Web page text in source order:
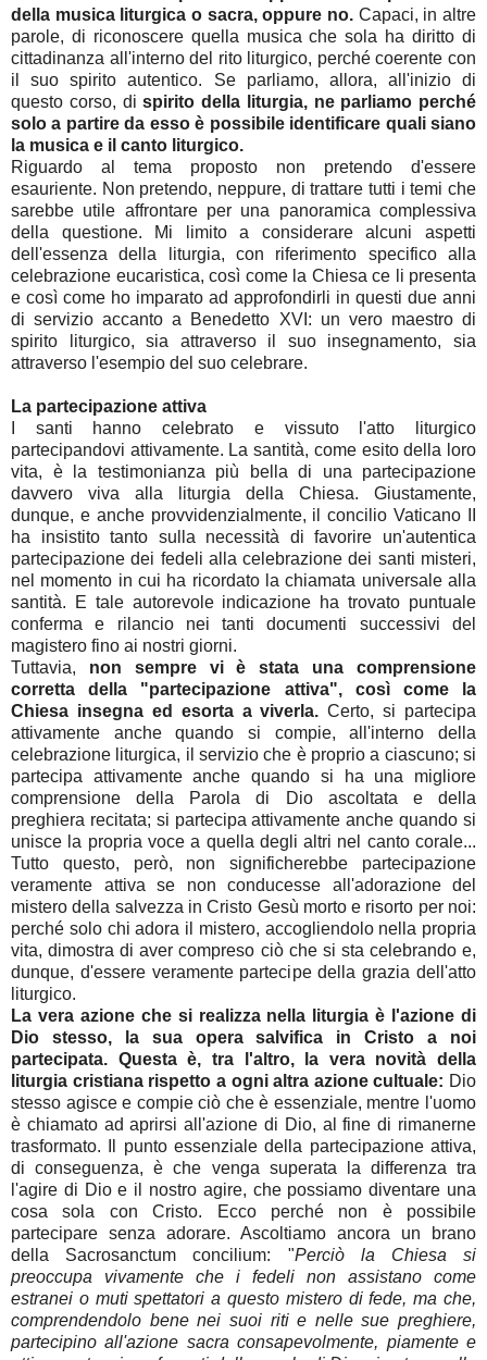
della musica liturgica o sacra, oppure no. Capaci, in altre
parole, di riconoscere quella musica che sola ha diritto di
cittadinanza all'interno del rito liturgico, perché coerente con
il suo spirito autentico. Se parliamo, allora, all'inizio di
questo corso, dispirito della liturgia, ne parliamo perché
solo a partire da esso è possibile identificare quali siano
la musica e il canto liturgico.
Riguardo al tema proposto non pretendo d'essere
esauriente. Non pretendo, neppure, di trattare tutti i temi che
sarebbe utile affrontare per una panoramica complessiva
della questione. Mi limito a considerare alcuni aspetti
dell'essenza della liturgia, con riferimento specifico alla
celebrazione eucaristica, così come la Chiesa ce li presenta
e così come ho imparato ad approfondirli in questi due anni
di servizio accanto a Benedetto XVI: un vero maestro di
spirito liturgico, sia attraverso il suo insegnamento, sia
attraverso l'esempio del suo celebrare.
La partecipazione attiva
I santi hanno celebrato e vissuto l'atto liturgico
partecipandovi attivamente. La santità, come esito della loro
vita, è la testimonianza più bella di una partecipazione
davvero viva alla liturgia della Chiesa. Giustamente,
dunque, e anche provvidenzialmente, il concilio Vaticano II
ha insistito tanto sulla necessità di favorire un'autentica
partecipazione dei fedeli alla celebrazione dei santi misteri,
nel momento in cui ha ricordato la chiamata universale alla
santità. E tale autorevole indicazione ha trovato puntuale
conferma e rilancio nei tanti documenti successivi del
magistero fino ai nostri giorni.
Tuttavia, non sempre vi è stata una comprensione
corretta della "partecipazione attiva", così come la
Chiesa insegna ed esorta a viverla. Certo, si partecipa
attivamente anche quando si compie, all'interno della
celebrazione liturgica, il servizio che è proprio a ciascuno; si
partecipa attivamente anche quando si ha una migliore
comprensione della Parola di Dio ascoltata e della
preghiera recitata; si partecipa attivamente anche quando si
unisce la propria voce a quella degli altri nel canto corale...
Tutto questo, però, non significherebbe partecipazione
veramente attiva se non conducesse all'adorazione del
mistero della salvezza in Cristo Gesù morto e risorto per noi:
perché solo chi adora il mistero, accogliendolo nella propria
vita, dimostra di aver compreso ciò che si sta celebrando e,
dunque, d'essere veramente partecipe della grazia dell'atto
liturgico.
La vera azione che si realizza nella liturgia è l'azione di
Dio stesso, la sua opera salvifica in Cristo a noi
partecipata. Questa è, tra l'altro, la vera novità della
liturgia cristiana rispetto a ogni altra azione cultuale: Dio
stesso agisce e compie ciò che è essenziale, mentre l'uomo
è chiamato ad aprirsi all'azione di Dio, al fine di rimanerne
trasformato. Il punto essenziale della partecipazione attiva,
di conseguenza, è che venga superata la differenza tra
l'agire di Dio e il nostro agire, che possiamo diventare una
cosa sola con Cristo. Ecco perché non è possibile
partecipare senza adorare. Ascoltiamo ancora un brano
della Sacrosanctum concilium: "Perciò la Chiesa si
preoccupa vivamente che i fedeli non assistano come
estranei o muti spettatori a questo mistero di fede, ma che,
comprendendolo bene nei suoi riti e nelle sue preghiere,
partecipino all'azione sacra consapevolmente, piamente e